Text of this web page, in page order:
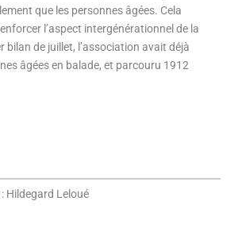
que les personnes âgées. Cela
l’aspect intergénérationnel de la
bilan de juillet, l’association avait déjà
âgées en balade, et parcouru 1912
Hildegard Leloué